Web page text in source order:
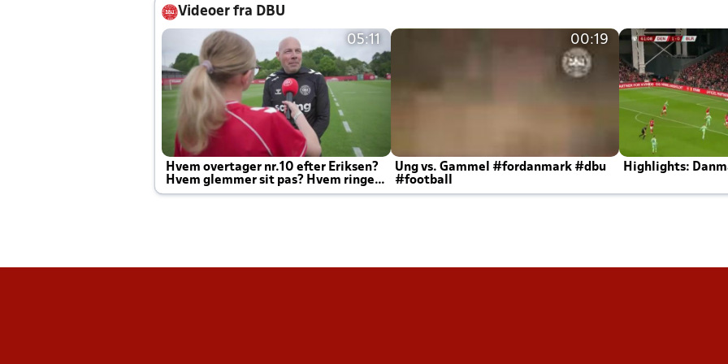
Videoer fra DBU
05:11
Hvem overtager nr.10 efter Eriksen?
Hvem glemmer sit pas? Hvem ringer
Joachim altid til efter kampe?
00:19
Ung vs. Gammel #fordanmark #dbu
#football
Highlights: